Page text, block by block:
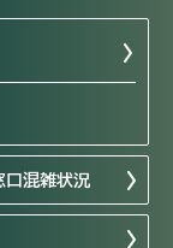
口混雑状況